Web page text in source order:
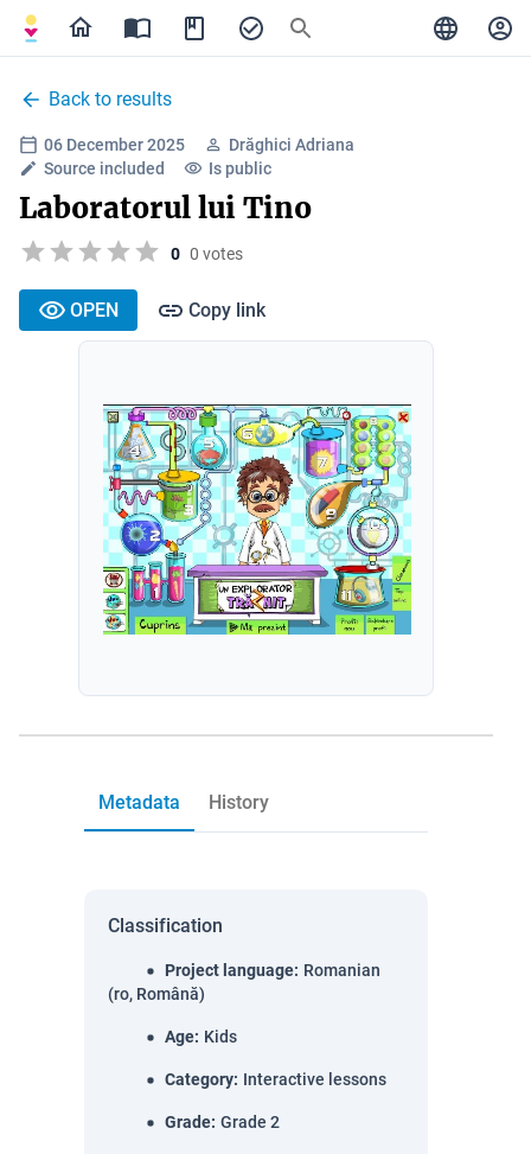
Back to results
06 December 2025
Drăghici Adriana
Source included
Is public
Laboratorul lui Tino
0 0 votes
OPEN Copy link
Metadata History
Classification
Project language: Romanian
(ro, Română)
Age: Kids
Category: Interactive lessons
Grade: Grade 2